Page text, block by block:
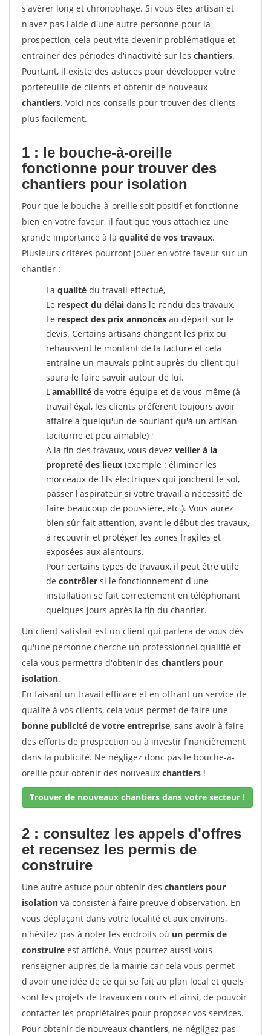
s'avérer long et chronophage. Si vous êtes artisan et
n'avez pas l'aide d'une autre personne pour la
prospection, cela peut vite devenir problématique et
entrainer des périodes d'inactivité sur les chantiers.
Pourtant, il existe des astuces pour développer votre
portefeuille de clients et obtenir de nouveaux
chantiers. Voici nos conseils pour trouver des clients
plus facilement.
1 : le bouche-à-oreille
fonctionne pour trouver des
chantiers pour isolation
Pour que le bouche-à-oreille soit positif et fonctionne
bien en votre faveur, il faut que vous attachiez une
grande importance à la qualité de vos travaux.
Plusieurs critères pourront jouer en votre faveur sur un
chantier :
La qualité du travail effectué,
Le respect du délai dans le rendu des travaux,
Le respect des prix annoncés au départ sur le
devis. Certains artisans changent les prix ou
rehaussent le montant de la facture et cela
entraine un mauvais point auprès du client qui
saura le faire savoir autour de lui.
L'amabilité de votre équipe et de vous-même (à
travail égal, les clients préfèrent toujours avoir
affaire à quelqu'un de souriant qu'à un artisan
taciturne et peu aimable) ;
A la fin des travaux, vous devez veiller à la
propreté des lieux (exemple : éliminer les
morceaux de fils électriques qui jonchent le sol,
passer l'aspirateur si votre travail a nécessité de
faire beaucoup de poussière, etc.). Vous aurez
bien sûr fait attention, avant le début des travaux,
à recouvrir et protéger les zones fragiles et
exposées aux alentours.
Pour certains types de travaux, il peut être utile
de contrôler si le fonctionnement d'une
installation se fait correctement en téléphonant
quelques jours après la fin du chantier.
Un client satisfait est un client qui parlera de vous dès
qu'une personne cherche un professionnel qualifié et
cela vous permettra d'obtenir des chantiers pour
isolation.
En faisant un travail efficace et en offrant un service de
qualité à vos clients, cela vous permet de faire une
bonne publicité de votre entreprise, sans avoir à faire
des efforts de prospection ou à investir financièrement
dans la publicité. Ne négligez donc pas le bouche-à-
oreille pour obtenir des nouveaux chantiers !
Trouver de nouveaux chantiers dans votre secteur !
2 : consultez les appels d'offres
et recensez les permis de
construire
Une autre astuce pour obtenir des chantiers pour
isolation va consister à faire preuve d'observation. En
vous déplaçant dans votre localité et aux environs,
n'hésitez pas à noter les endroits où un permis de
construire est affiché. Vous pourrez aussi vous
renseigner auprès de la mairie car cela vous permet
d'avoir une idée de ce qui se fait au plan local et quels
sont les projets de travaux en cours et ainsi, de pouvoir
contacter les propriétaires pour proposer vos services.
Pour obtenir de nouveaux chantiers, ne négligez pas